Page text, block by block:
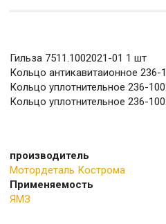
Гильза 7511.1002021-01 1 шт
Кольцо антикавитаионное 236-
Кольцо уплотнительное 236-
Кольцо уплотнительное 236-
производитель
Мотордеталь Кострома
Применяемость
ЯМЗ